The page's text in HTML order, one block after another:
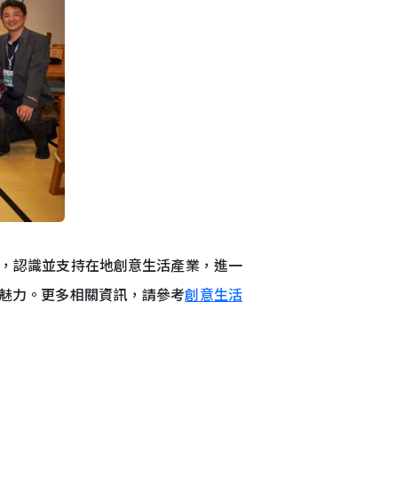
認識並支持在地創意生活產業，進一
力。更多相關資訊，請參考創意生活